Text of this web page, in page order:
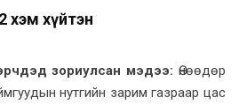
2 хэм хүйтэн
зориулсан мэдээ: Өнөөдөр
нутгийн зарим газраар цас